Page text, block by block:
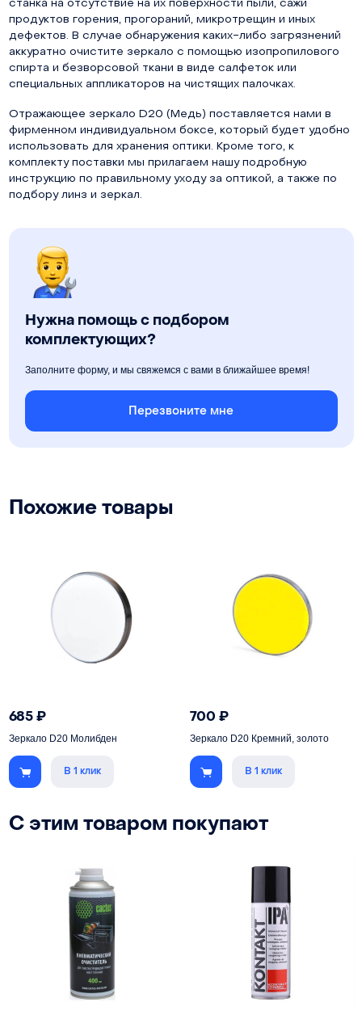
станка на отсутствие на их поверхности пыли, сажи
продуктов горения, прогораний, микротрещин и иных
дефектов. В случае обнаружения каких-либо загрязнений
аккуратно очистите зеркало с помощью изопропилового
спирта и безворсовой ткани в виде салфеток или
специальных аппликаторов на чистящих палочках.
Отражающее зеркало D20 (Медь) поставляется нами в
фирменном индивидуальном боксе, который будет удобно
использовать для хранения оптики. Кроме того, к
комплекту поставки мы прилагаем нашу подробную
инструкцию по правильному уходу за оптикой, а также по
подбору линз и зеркал.
Нужна помощь с подбором
комплектующих?
Заполните форму, и мы свяжемся с вами в ближайшее время!
Перезвоните мне
Похожие товары
685₽
Зеркало D20 Молибден
В 1 клик
700₽
Зеркало D20 Кремний, золото
В 1 клик
С этим товаром покупают